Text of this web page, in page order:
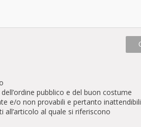
pubblico e del buon costume
e/o non provabili e pertanto inattendibili
al quale si riferiscono